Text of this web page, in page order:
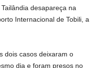
desapareça na
Internacional de Tobili, a
dois casos deixaram o
dia e foram presos no